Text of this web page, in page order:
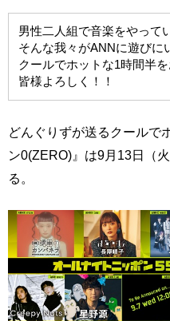
男性二人組で音楽をやって
そんな我々がANNに遊びに
クールでホットな1時間半を
皆様よろしく！！
どんぐりずが送るクールで
ン0(ZERO)』は9月13日（
る。